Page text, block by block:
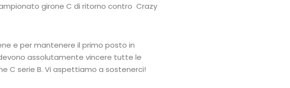
girone C di ritorno contro Crazy
e per mantenere il primo posto in
assolutamente vincere tutte le
C serie B. Vi aspettiamo a sostenerci!